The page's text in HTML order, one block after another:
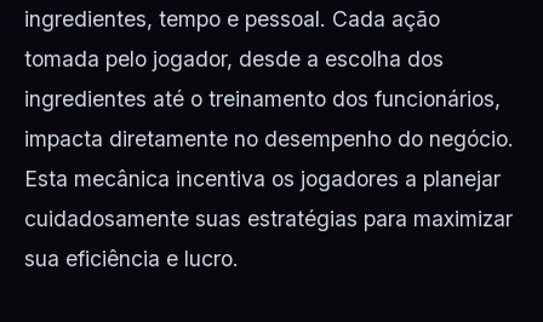
ingredientes, tempo e pessoal. Cada ação
tomada pelo jogador, desde a escolha dos
ingredientes até o treinamento dos funcionários,
impacta diretamente no desempenho do negócio.
Esta mecânica incentiva os jogadores a planejar
cuidadosamente suas estratégias para maximizar
sua eficiência e lucro.